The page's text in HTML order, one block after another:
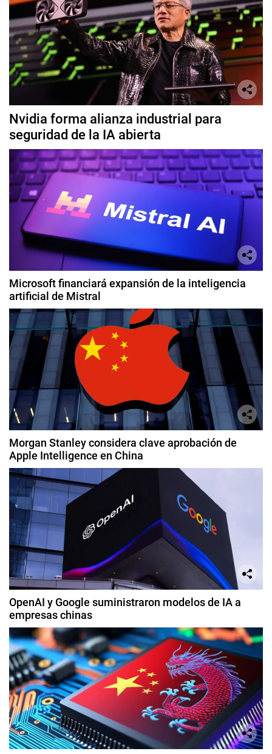
Nvidia forma alianza industrial para
seguridad de la IA abierta
Microsoft financiará expansión de la inteligencia
artificial de Mistral
Morgan Stanley considera clave aprobación de
Apple Intelligence en China
OpenAI y Google suministraron modelos de IA a
empresas chinas